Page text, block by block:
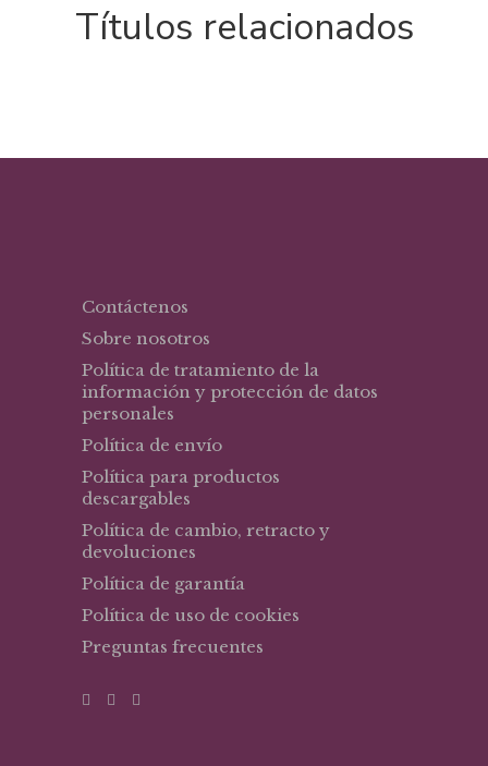
Títulos relacionados
Contáctenos
Sobre nosotros
Política de tratamiento de la
información y protección de datos
personales
Política de envío
Política para productos
descargables
Política de cambio, retracto y
devoluciones
Política de garantía
Política de uso de cookies
Preguntas frecuentes